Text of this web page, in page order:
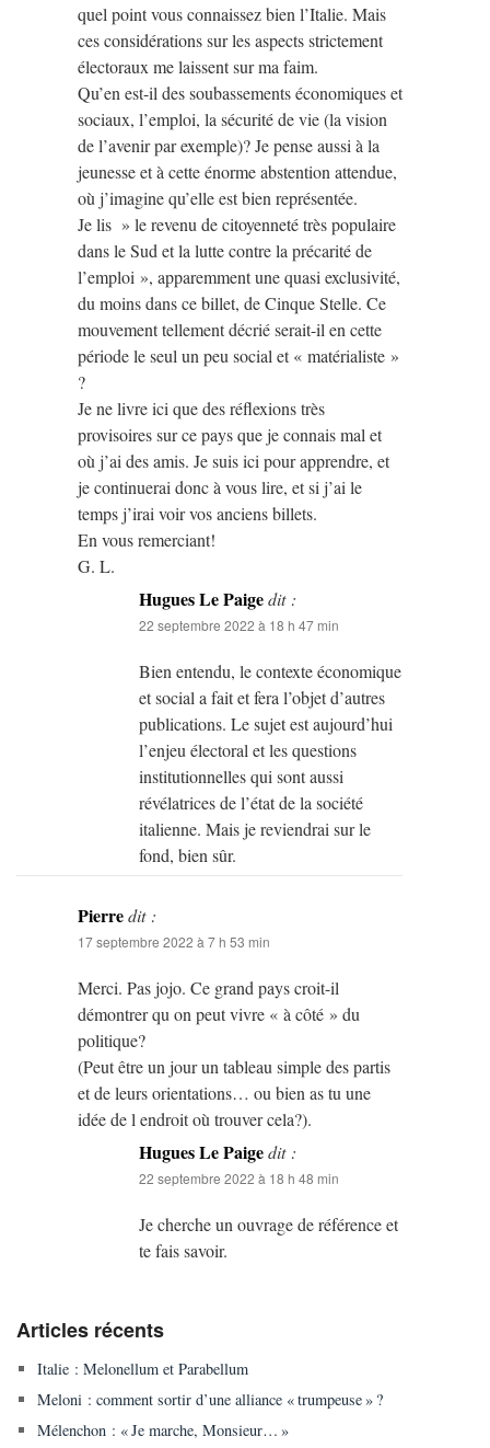
quel point vous connaissez bien l’Italie. Mais
ces considérations sur les aspects strictement
électoraux me laissent sur ma faim.
Qu’en est-il des soubassements économiques et
sociaux, l’emploi, la sécurité de vie (la vision
de l’avenir par exemple)? Je pense aussi à la
jeunesse et à cette énorme abstention attendue,
où j’imagine qu’elle est bien représentée.
Je lis » le revenu de citoyenneté très populaire
dans le Sud et la lutte contre la précarité de
l’emploi », apparemment une quasi exclusivité,
du moins dans ce billet, de Cinque Stelle. Ce
mouvement tellement décrié serait-il en cette
période le seul un peu social et « matérialiste »
?
Je ne livre ici que des réflexions très
provisoires sur ce pays que je connais mal et
où j’ai des amis. Je suis ici pour apprendre, et
je continuerai donc à vous lire, et si j’ai le
temps j’irai voir vos anciens billets.
En vous remerciant!
G. L.
Hugues Le Paigedit :
22 septembre 2022 à 18 h 47 min
Bien entendu, le contexte économique
et social a fait et fera l’objet d’autres
publications. Le sujet est aujourd’hui
l’enjeu électoral et les questions
institutionnelles qui sont aussi
révélatrices de l’état de la société
italienne. Mais je reviendrai sur le
fond, bien sûr.
Pierredit :
17 septembre 2022 à 7 h 53 min
Merci. Pas jojo. Ce grand pays croit-il
démontrer qu on peut vivre « à côté » du
politique?
(Peut être un jour un tableau simple des partis
et de leurs orientations… ou bien as tu une
idée de l endroit où trouver cela?).
Hugues Le Paigedit :
22 septembre 2022 à 18 h 48 min
Je cherche un ouvrage de référence et
te fais savoir.
Articles récents
Italie : Melonellum et Parabellum
Meloni : comment sortir d’une alliance « trumpeuse » ?
Mélenchon : « Je marche, Monsieur… »